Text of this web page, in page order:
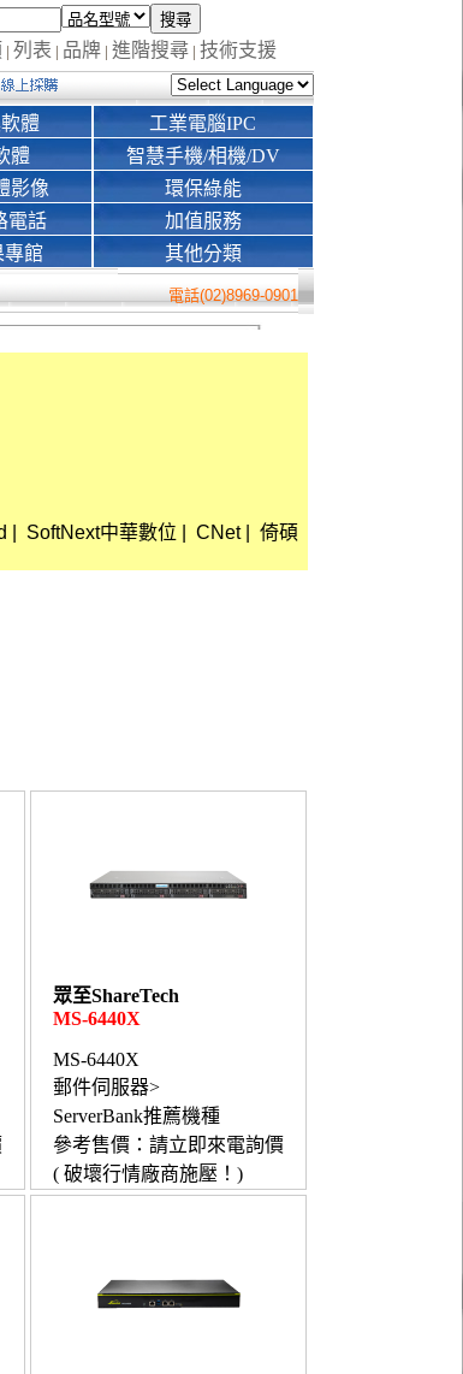
| 列表 | 品牌| 進階搜尋| 技術支援
體
體
影像
電話
專館
工業電腦IPC
智慧手機/相機/DV
環保綠能
加值服務
其他分類
電話(02)8969-0901
SoftNext中華數位 CNet
倚碩
眾至ShareTech
MS-6440X
MS-6440X
郵件伺服器>
ServerBank推薦機種
參考售價：請立即來電詢價
( 破壞行情廠商施壓！)